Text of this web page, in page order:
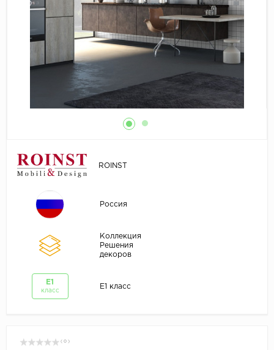
ROINST
Россия
Коллекция
Решения
декоров
Е1
класс
Е1 класс
( 0 )